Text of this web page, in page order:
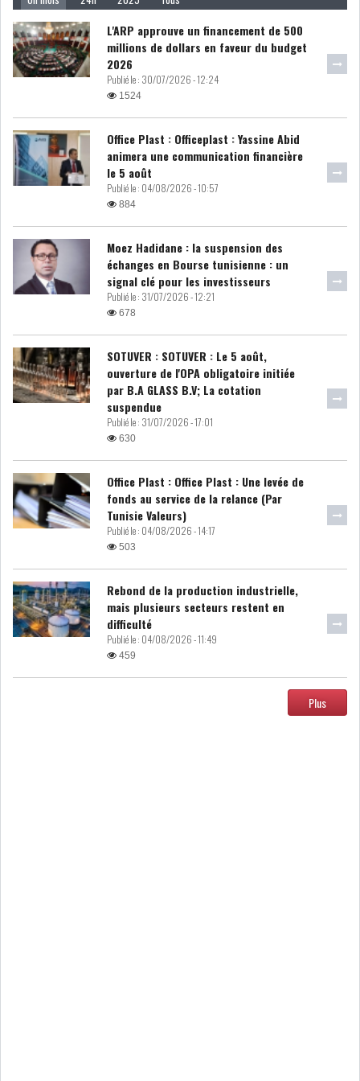
DIVERS
ASSEMBLÉE DES
REPRÉSENTANTS DU
SAIED LIMOGE LA MINISTRE DE
L'INDUS...
MINISTRE DE L'ÉQU...
MICHKET SLAMA KHALDI
REMPLACE SIHEM BOUG...
MAGHREB
LIBYE MAURITANIE
L'ARP approuve un financement de 500
millions de dollars en faveur du budget
2026
Publié le : 30/07/2026 - 12:24
1524
Office Plast : Officeplast : Yassine Abid
animera une communication financière
le 5 août
Publié le : 04/08/2026 - 10:57
884
Moez Hadidane : la suspension des
échanges en Bourse tunisienne : un
signal clé pour les investisseurs
Publié le : 31/07/2026 - 12:21
678
SOTUVER : SOTUVER : Le 5 août,
ouverture de l'OPA obligatoire initiée
par B.A GLASS B.V; La cotation
suspendue
Publié le : 31/07/2026 - 17:01
630
Office Plast : Office Plast : Une levée de
fonds au service de la relance (Par
Tunisie Valeurs)
Publié le : 04/08/2026 - 14:17
503
Rebond de la production industrielle,
mais plusieurs secteurs restent en
difficulté
Publié le : 04/08/2026 - 11:49
459
Plus